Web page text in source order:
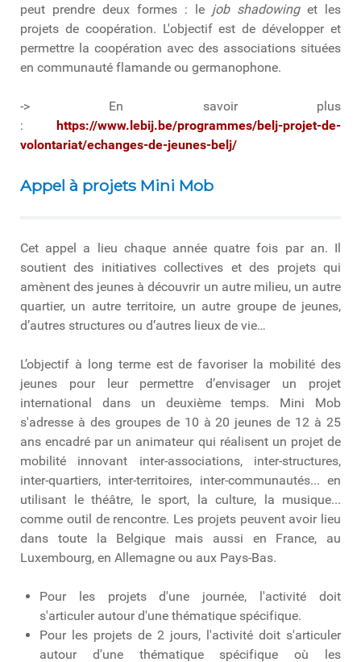
peut prendre deux formes : le job shadowinget les
projets de coopération. L'objectif est de développer et
permettre la coopération avec des associations situées
en communauté flamande ou germanophone.
-> En savoir plus
:
https://www.lebij.be/programmes/belj-projet-de-
volontariat/echanges-de-jeunes-belj/
Appel à projets Mini Mob
Cet appel a lieu chaque année quatre fois par an. Il
soutient des initiatives collectives et des projets qui
amènent des jeunes à découvrir un autre milieu, un autre
quartier, un autre territoire, un autre groupe de jeunes,
d’autres structures ou d’autres lieux de vie…
L’objectif à long terme est de favoriser la mobilité des
jeunes pour leur permettre d’envisager un projet
international dans un deuxième temps. Mini Mob
s'adresse à des groupes de 10 à 20 jeunes de 12 à 25
ans encadré par un animateur qui réalisent un projet de
mobilité innovant inter-associations, inter-structures,
inter-quartiers, inter-territoires, inter-communautés... en
utilisant le théâtre, le sport, la culture, la musique...
comme outil de rencontre. Les projets peuvent avoir lieu
dans toute la Belgique mais aussi en France, au
Luxembourg, en Allemagne ou aux Pays-Bas.
Pour les projets d'une journée, l'activité doit
s'articuler autour d'une thématique spécifique.
Pour les projets de 2 jours, l'activité doit s'articuler
autour d'une thématique spécifique où les